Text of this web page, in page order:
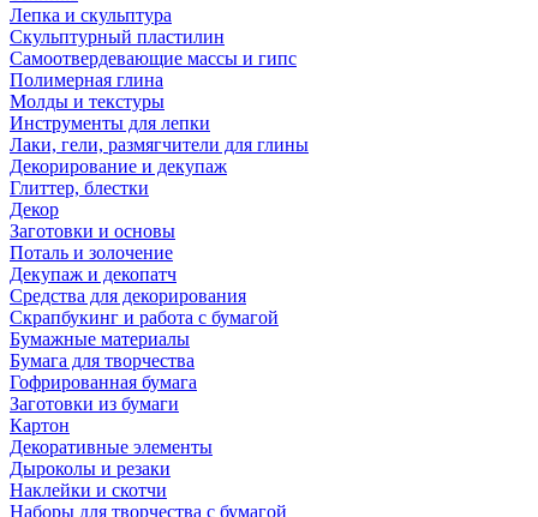
Лепка и скульптура
Скульптурный пластилин
Самоотвердевающие массы и гипс
Полимерная глина
Молды и текстуры
Инструменты для лепки
Лаки, гели, размягчители для глины
Декорирование и декупаж
Глиттер, блестки
Декор
Заготовки и основы
Поталь и золочение
Декупаж и декопатч
Средства для декорирования
Скрапбукинг и работа с бумагой
Бумажные материалы
Бумага для творчества
Гофрированная бумага
Заготовки из бумаги
Картон
Декоративные элементы
Дыроколы и резаки
Наклейки и скотчи
Наборы для творчества с бумагой